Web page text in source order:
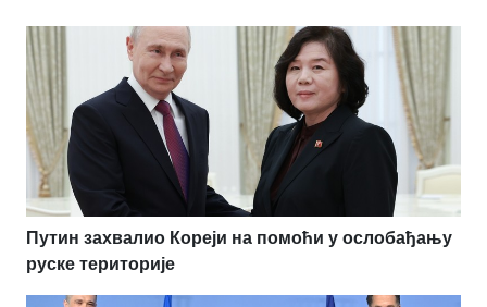
Путин захвалио Кореји на помоћи у ослобађању
руске територије